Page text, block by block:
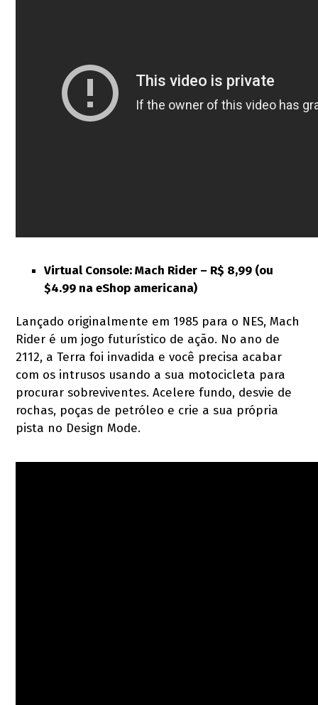
Virtual Console: Mach Rider – R$ 8,99 (ou
$4.99 na eShop americana)
Lançado originalmente em 1985 para o NES, Mach
Rider é um jogo futurístico de ação. No ano de
2112, a Terra foi invadida e você precisa acabar
com os intrusos usando a sua motocicleta para
procurar sobreviventes. Acelere fundo, desvie de
rochas, poças de petróleo e crie a sua própria
pista no Design Mode.